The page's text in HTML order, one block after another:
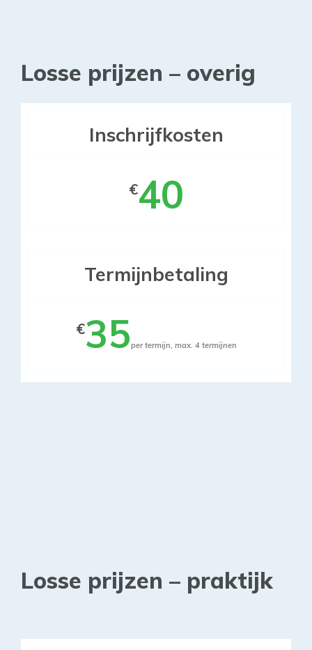
Losse prijzen – overig
Inschrijfkosten
€40
Termijnbetaling
€35per termijn, max. 4 termijnen
Losse prijzen – praktijk